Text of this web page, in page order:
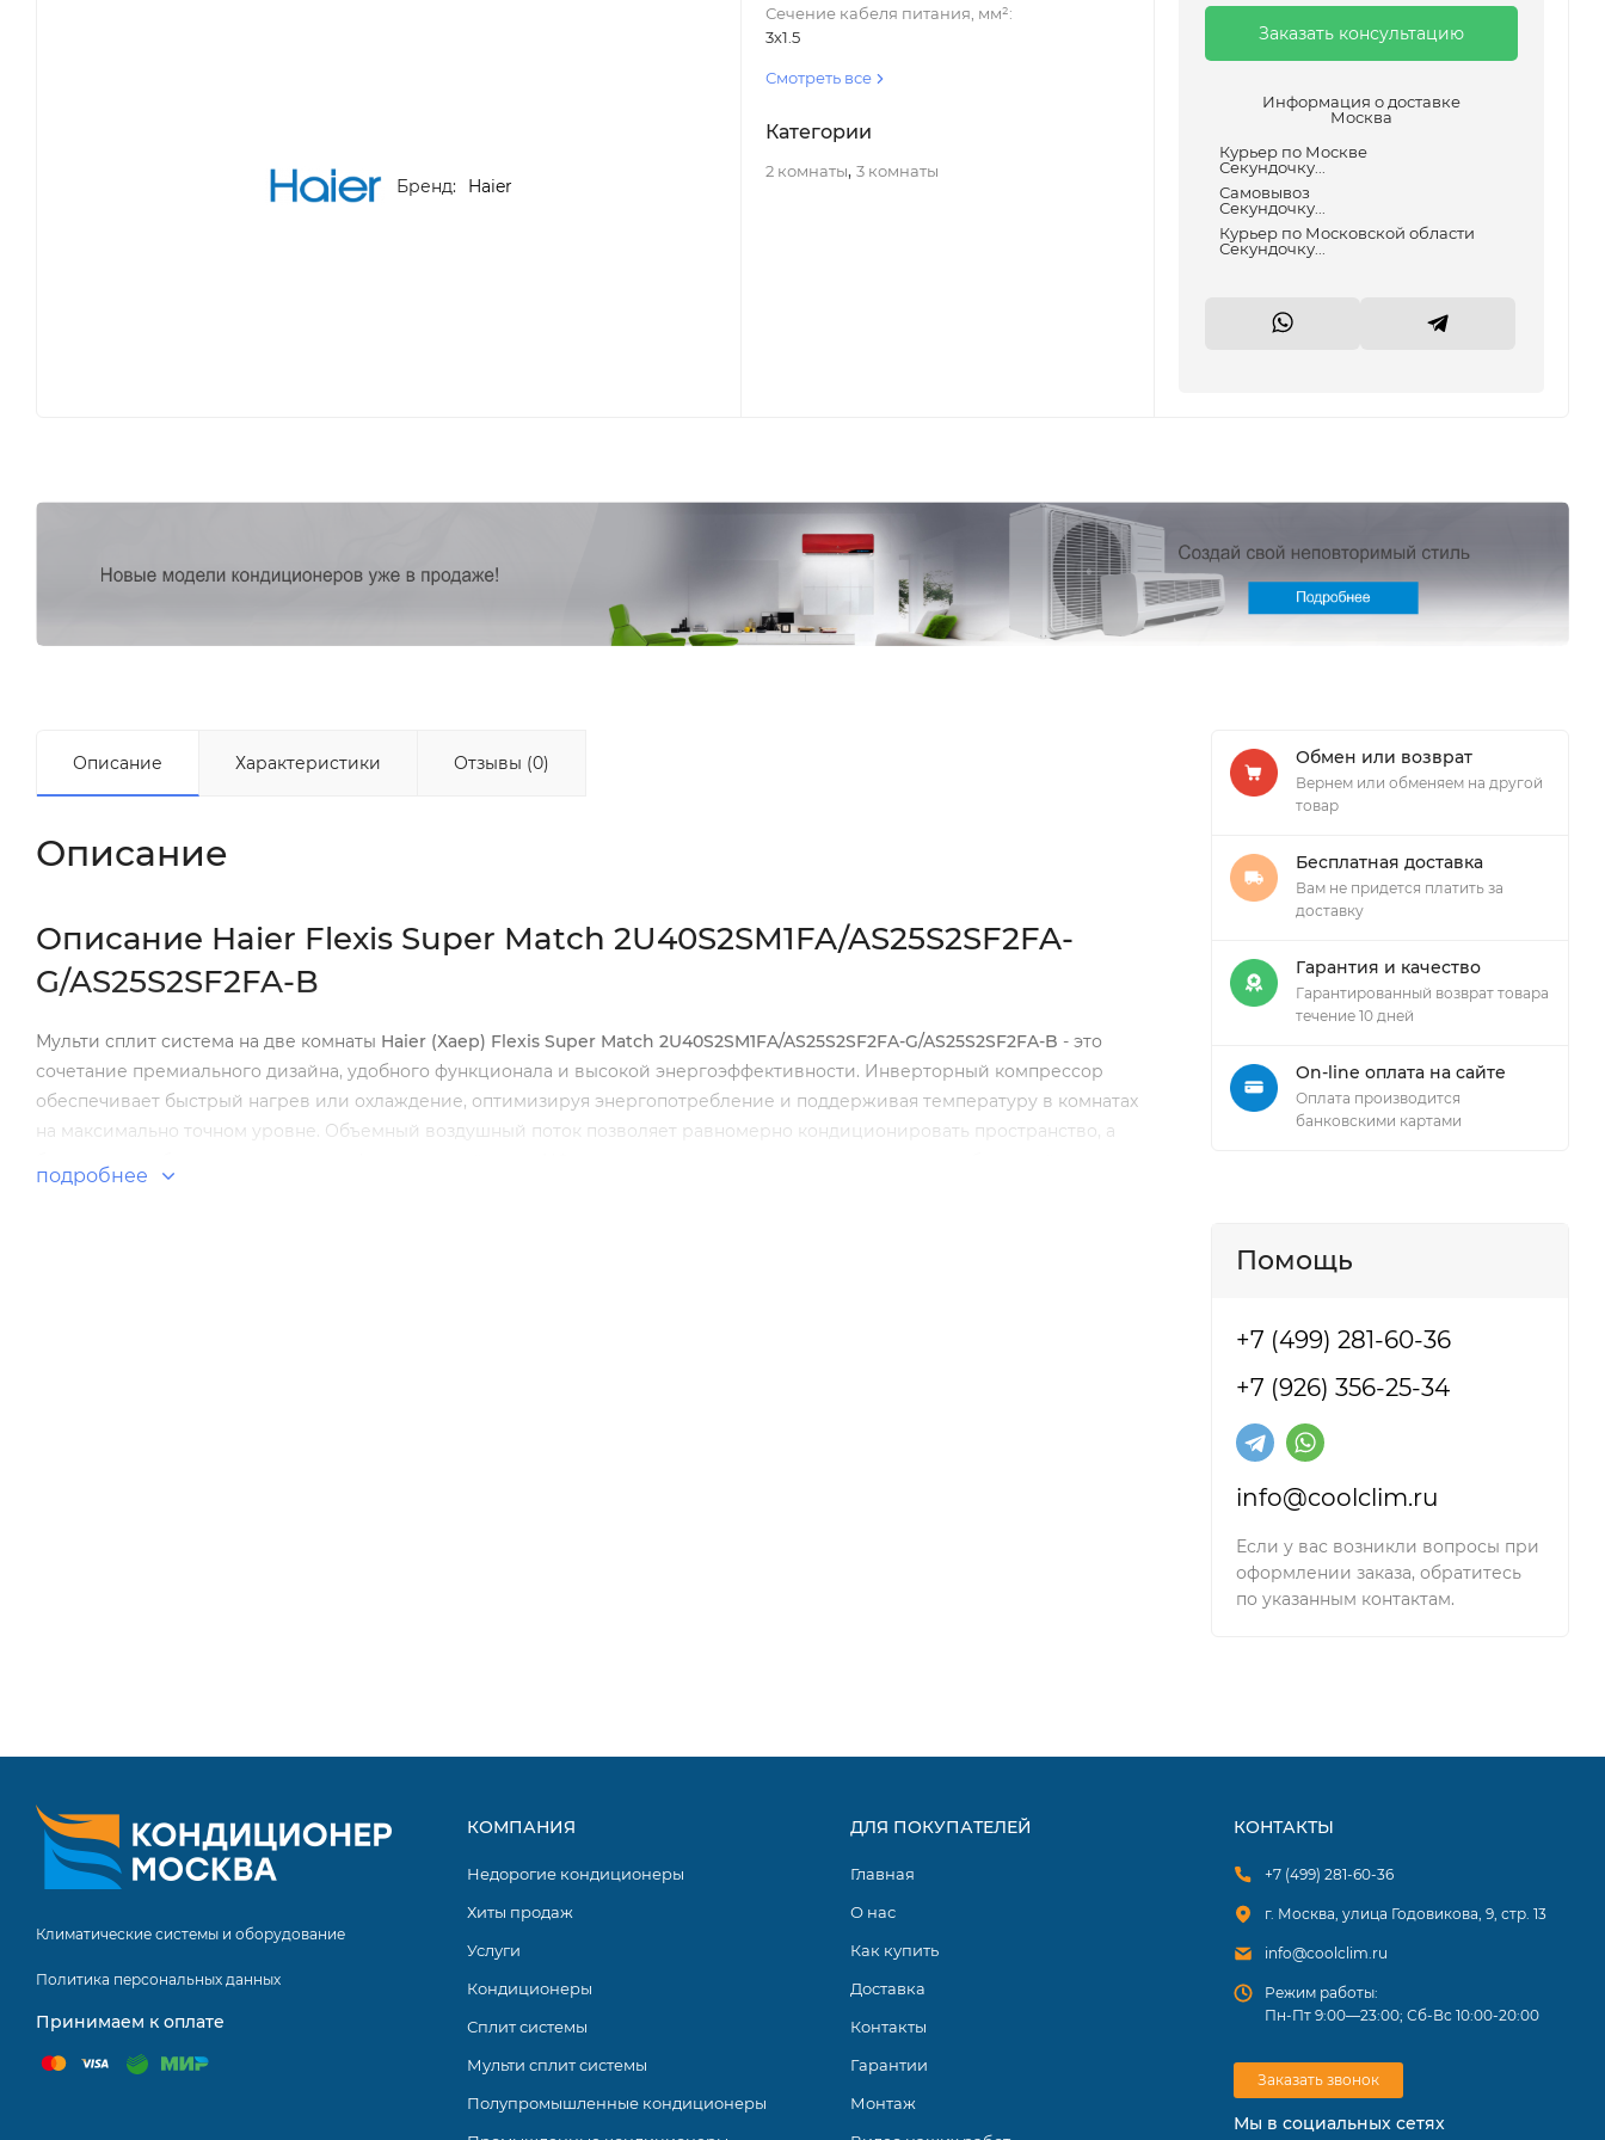
Бренд: Haier
Сечение кабеля питания, мм²:
3х1.5
Смотреть все
Категории
2 комнаты, 3 комнаты
Заказать консультацию
Информация о доставке
Москва
Курьер по Москве
Секундочку...
Самовывоз
Секундочку...
Курьер по Московской области
Секундочку...
Описание Характеристики Отзывы (0)
Описание
Описание Haier Flexis Super Match 2U40S2SM1FA/AS25S2SF2FA-
G/AS25S2SF2FA-B
Мульти сплит система на две комнаты Haier (Хаер) Flexis Super Match 2U40S2SM1FA/AS25S2SF2FA-G/AS25S2SF2FA-B - это
сочетание премиального дизайна, удобного функционала и высокой энергоэффективности. Инверторный компрессор
обеспечивает быстрый нагрев или охлаждение, оптимизируя энергопотребление и поддерживая температуру в комнатах
на максимально точном уровне. Объемный воздушный поток позволяет равномерно кондиционировать пространство, а
бесшумная работа гарантирует комфорт и спокойствие. УФ-лампа нового поколения очищает воздух от бактерий и
микробов.
Функция Steri Clean 56 °C
Удобный монтаж
Wi-Fi управление (evo)
Легкий доступ к плате управления
Защита теплообменника от коррозии
подробнее
Обмен или возврат
Вернем или обменяем на другой
товар
Бесплатная доставка
Вам не придется платить за
доставку
Гарантия и качество
Гарантированный возврат товара
течение 10 дней
On-line оплата на сайте
Оплата производится
банковскими картами
Помощь
+7 (499) 281-60-36
+7 (926) 356-25-34
info@coolclim.ru
Если у вас возникли вопросы при
оформлении заказа, обратитесь
по указанным контактам.
Климатические системы и оборудование
Политика персональных данных
Принимаем к оплате
КОМПАНИЯ
Недорогие кондиционеры
Хиты продаж
Услуги
Кондиционеры
Сплит системы
Мульти сплит системы
Полупромышленные кондиционеры
ДЛЯ ПОКУПАТЕЛЕЙ
Главная
О нас
Как купить
Доставка
Контакты
Гарантии
Монтаж
КОНТАКТЫ
+7 (499) 281-60-36
г. Москва, улица Годовикова, 9, стр. 13
info@coolclim.ru
Режим работы:
Пн-Пт 9:00—23:00; Сб-Вс 10:00-20:00
Заказать звонок
Мы в социальных сетях